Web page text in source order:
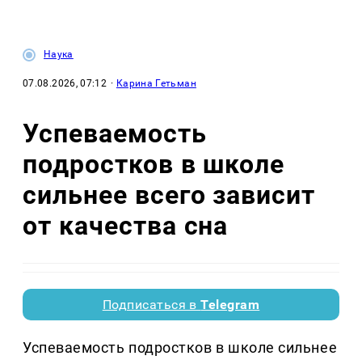
Наука
07.08.2026, 07:12 · Карина Гетьман
Успеваемость
подростков в школе
сильнее всего зависит
от качества сна
Подписаться вTelegram
Успеваемость подростков в школе сильнее